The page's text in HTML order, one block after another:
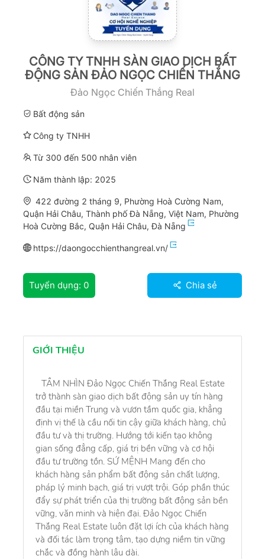
CÔNG TY TNHH SÀN GIAO DỊCH BẤT
ĐỘNG SẢN ĐẢO NGỌC CHIẾN THẮNG
Đảo Ngọc Chiến Thắng Real
Bất động sản
Công ty TNHH
Từ 300 đến 500 nhân viên
Năm thành lập: 2025
422 đường 2 tháng 9, Phường Hoà Cường Nam,
Quận Hải Châu, Thành phố Đà Nẵng, Việt Nam, Phường
Hoà Cường Bắc, Quận Hải Châu, Đà Nẵng
https://daongocchienthangreal.vn/
Tuyển dụng: 0 Chia sẻ
GIỚI THIỆU
TẦM NHÌN Đảo Ngọc Chiến Thắng Real Estate
trở thành sàn giao dịch bất động sản uy tín hàng
đầu tại miền Trung và vươn tầm quốc gia, khẳng
định vị thế là cầu nối tin cậy giữa khách hàng, chủ
đầu tư và thị trường. Hướng tới kiến tạo không
gian sống đẳng cấp, giá trị bền vững và cơ hội
đầu tư trường tồn. SỨ MỆNH Mang đến cho
khách hàng sản phẩm bất động sản chất lượng,
pháp lý minh bạch, giá trị vượt trội. Góp phần thúc
đẩy sự phát triển của thị trường bất động sản bền
vững, văn minh và hiện đại. Đảo Ngọc Chiến
Thắng Real Estate luôn đặt lợi ích của khách hàng
và đối tác làm trọng tâm, tạo dựng niềm tin vững
chắc và đồng hành lâu dài.